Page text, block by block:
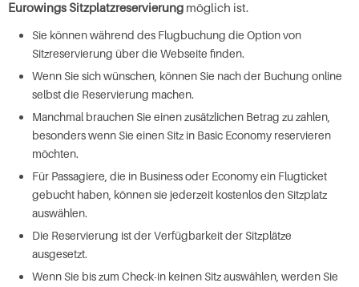
Eurowings Sitzplatzreservierung möglich ist.
Sie können während des Flugbuchung die Option von
Sitzreservierung über die Webseite finden.
Wenn Sie sich wünschen, können Sie nach der Buchung online
selbst die Reservierung machen.
Manchmal brauchen Sie einen zusätzlichen Betrag zu zahlen,
besonders wenn Sie einen Sitz in Basic Economy reservieren
möchten.
Für Passagiere, die in Business oder Economy ein Flugticket
gebucht haben, können sie jederzeit kostenlos den Sitzplatz
auswählen.
Die Reservierung ist der Verfügbarkeit der Sitzplätze
ausgesetzt.
Wenn Sie bis zum Check-in keinen Sitz auswählen, werden Sie